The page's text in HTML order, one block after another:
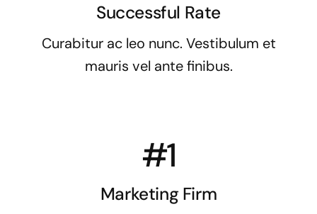
Successful Rate
Curabitur ac leo nunc. Vestibulum et
mauris vel ante finibus.
#1
Marketing Firm